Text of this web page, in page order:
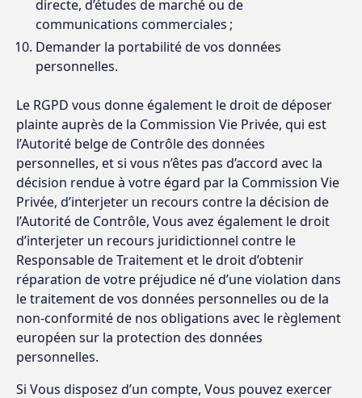
directe, d’études de marché ou de
communications commerciales ;
Demander la portabilité de vos données
personnelles.
Le RGPD vous donne également le droit de déposer
plainte auprès de la Commission Vie Privée, qui est
l’Autorité belge de Contrôle des données
personnelles, et si vous n’êtes pas d’accord avec la
décision rendue à votre égard par la Commission Vie
Privée, d’interjeter un recours contre la décision de
l’Autorité de Contrôle, Vous avez également le droit
d’interjeter un recours juridictionnel contre le
Responsable de Traitement et le droit d’obtenir
réparation de votre préjudice né d’une violation dans
le traitement de vos données personnelles ou de la
non-conformité de nos obligations avec le règlement
européen sur la protection des données
personnelles.
Si Vous disposez d’un compte, Vous pouvez exercer